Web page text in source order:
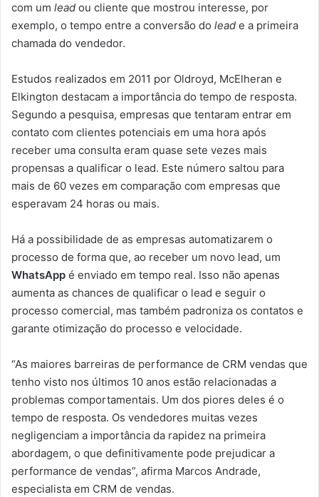
com um lead ou cliente que mostrou interesse, por
exemplo, o tempo entre a conversão do lead e a primeira
chamada do vendedor.
Estudos realizados em 2011 por Oldroyd, McElheran e
Elkington destacam a importância do tempo de resposta.
Segundo a pesquisa, empresas que tentaram entrar em
contato com clientes potenciais em uma hora após
receber uma consulta eram quase sete vezes mais
propensas a qualificar o lead. Este número saltou para
mais de 60 vezes em comparação com empresas que
esperavam 24 horas ou mais.
Há a possibilidade de as empresas automatizarem o
processo de forma que, ao receber um novo lead, um
WhatsApp é enviado em tempo real. Isso não apenas
aumenta as chances de qualificar o lead e seguir o
processo comercial, mas também padroniza os contatos e
garante otimização do processo e velocidade.
“As maiores barreiras de performance de CRM vendas que
tenho visto nos últimos 10 anos estão relacionadas a
problemas comportamentais. Um dos piores deles é o
tempo de resposta. Os vendedores muitas vezes
negligenciam a importância da rapidez na primeira
abordagem, o que definitivamente pode prejudicar a
performance de vendas”, afirma Marcos Andrade,
especialista em CRM de vendas.